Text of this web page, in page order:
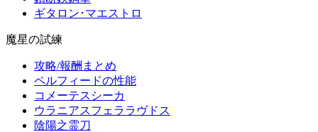
ギタロン･マエストロ
魔星の試練
攻略/報酬まとめ
ペルフィードの性能
コメーテスシーカ
ウラニアスフェララヴドス
陰陽之霊刀